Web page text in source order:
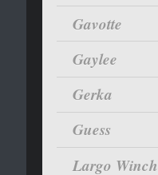
Gavotte
Gaylee
Gerka
Guess
Largo Winch